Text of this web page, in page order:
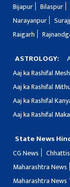
Bijapur
Bilaspur
Narayanpur
Raigarh
ASTROLOGY:
Aaj ka Rashifal Mesh
Aaj ka Rashifal
Aaj ka Rashifal
Aaj ka Rashifal
State News
CG News
Maharashtra News
Maharashtra News